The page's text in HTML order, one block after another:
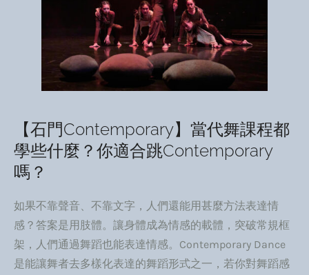
【石門Contemporary】當代舞課程都
學些什麼？你適合跳Contemporary
嗎？
如果不靠聲音、不靠文字，人們還能用甚麼方法表達情
感？答案是用肢體。讓身體成為情感的載體，突破常規框
架，人們通過舞蹈也能表達情感。Contemporary Dance
是能讓舞者去多樣化表達的舞蹈形式之一，若你對舞蹈感